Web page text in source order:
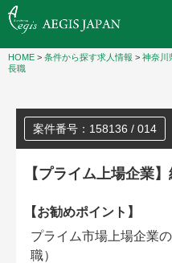
HOME > 条件から探す求人情報 > 神奈川
長職
案件番号：158136 / 014
【プライム上場企業
【お勧めポイント】
プライム市場上場企業
職）